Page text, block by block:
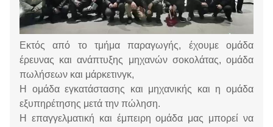
Εκτός από το τμήμα παραγωγής, έχουμε ομάδα
έρευνας και ανάπτυξης μηχανών σοκολάτας, ομάδα
πωλήσεων και μάρκετινγκ,
Η ομάδα εγκατάστασης και μηχανικής και η ομάδα
εξυπηρέτησης μετά την πώληση.
Η επαγγελματική και έμπειρη ομάδα μας μπορεί να